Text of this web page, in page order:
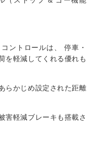
ントロールは、 停車・
を軽減してくれる優れも
らかじめ設定された距離
害軽減ブレーキも搭載さ